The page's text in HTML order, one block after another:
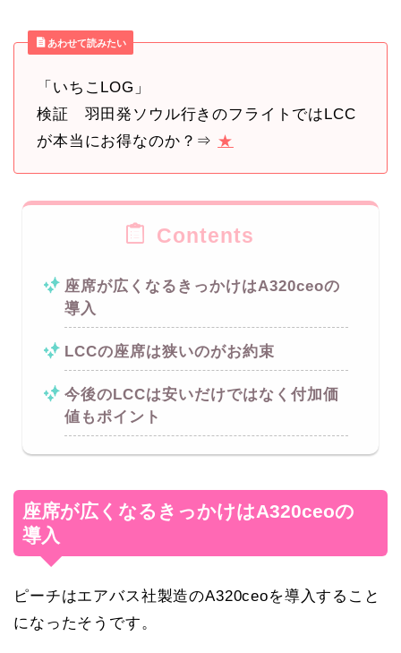
あわせて読みたい
「いちこLOG」
検証 羽田発ソウル行きのフライトではLCC
が本当にお得なのか？⇒ ★
Contents
座席が広くなるきっかけはA320ceoの
導入
LCCの座席は狭いのがお約束
今後のLCCは安いだけではなく付加価
値もポイント
座席が広くなるきっかけはA320ceoの
導入
ピーチはエアバス社製造のA320ceoを導入すること
になったそうです。